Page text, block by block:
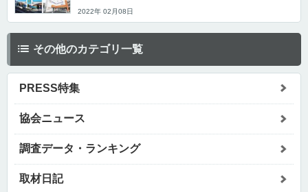
2022年 02月08日
その他のカテゴリ一覧
PRESS特集
協会ニュース
調査データ・ランキング
取材日記